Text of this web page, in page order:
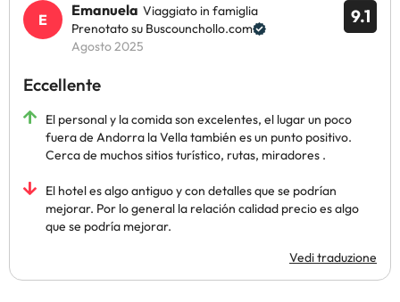
9.1
Emanuela Viaggiato in famiglia
Prenotato su Buscounchollo.com
Agosto 2025
Eccellente
El personal y la comida son excelentes, el lugar un poco
fuera de Andorra la Vella también es un punto positivo.
Cerca de muchos sitios turístico, rutas, miradores .
El hotel es algo antiguo y con detalles que se podrían
mejorar. Por lo general la relación calidad precio es algo
que se podría mejorar.
Vedi traduzione